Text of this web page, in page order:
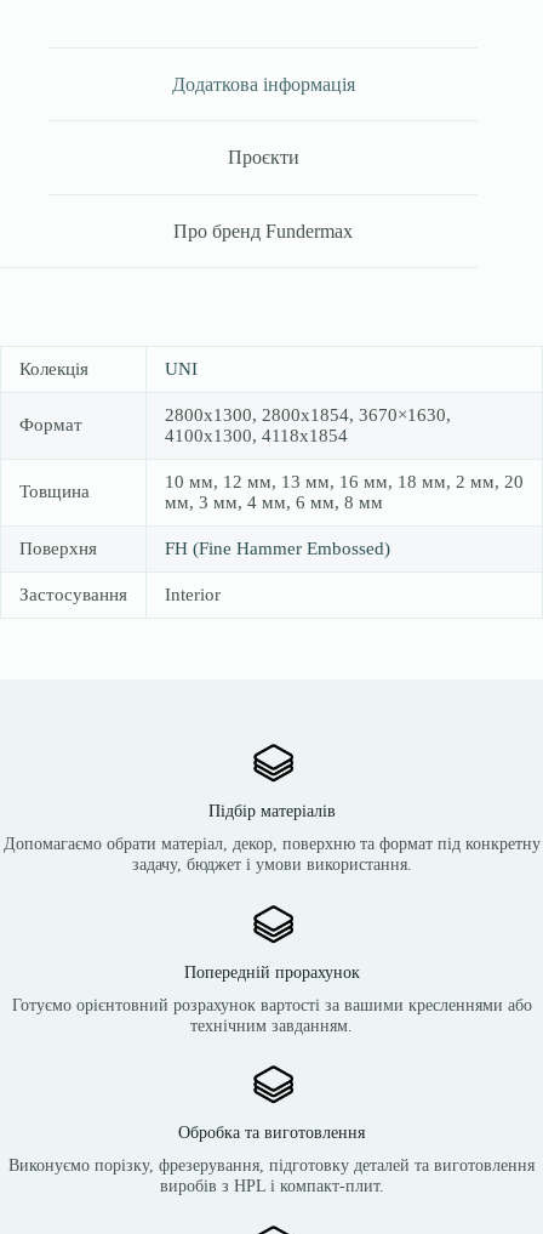
Додаткова інформація
Проєкти
Про бренд Fundermax
Колекція UNI
Формат
2800х1300, 2800х1854, 3670×1630,
4100х1300, 4118х1854
Товщина
10 мм, 12 мм, 13 мм, 16 мм, 18 мм, 2 мм, 20
мм, 3 мм, 4 мм, 6 мм, 8 мм
Поверхня FH (Fine Hammer Embossed)
Застосування Interior
Підбір матеріалів
Допомагаємо обрати матеріал, декор, поверхню та формат під конкретну
задачу, бюджет і умови використання.
Попередній прорахунок
Готуємо орієнтовний розрахунок вартості за вашими кресленнями або
технічним завданням.
Обробка та виготовлення
Виконуємо порізку, фрезерування, підготовку деталей та виготовлення
виробів з HPL і компакт-плит.